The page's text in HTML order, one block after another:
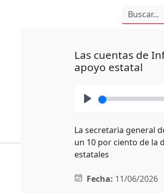
Las cuentas de
apoyo estatal
La secretaria general
un 10 por ciento de la
estatales
Fecha: 11/06/2026